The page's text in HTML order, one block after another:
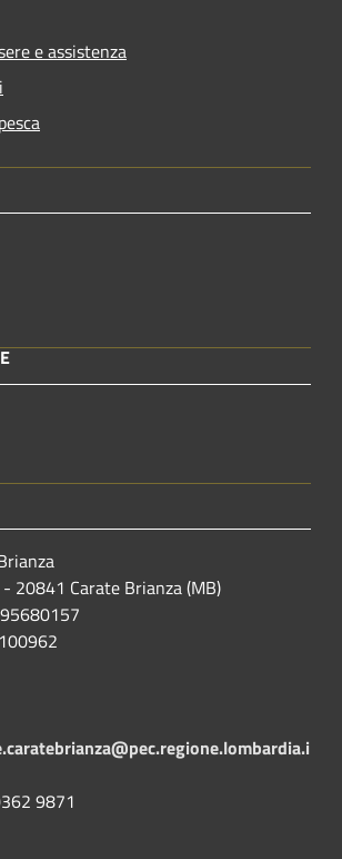
e assistenza
20841 Carate Brianza (MB)
9871